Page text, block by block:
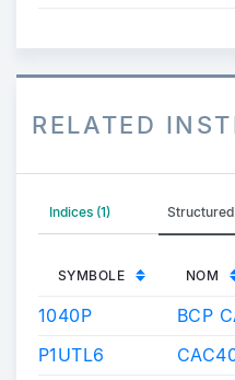
RELATED
Indices (1) Structured
SYMBOLE NOM
1040P BCP
P1UTL6